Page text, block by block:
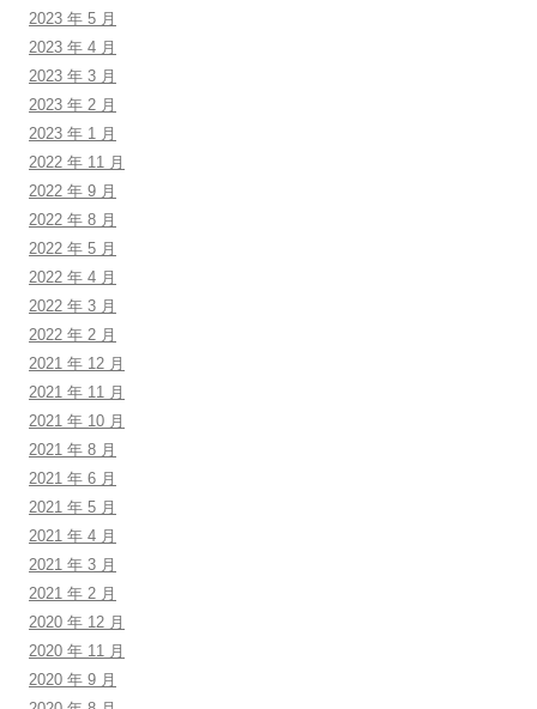
2023 年 5 月
2023 年 4 月
2023 年 3 月
2023 年 2 月
2023 年 1 月
2022 年 11 月
2022 年 9 月
2022 年 8 月
2022 年 5 月
2022 年 4 月
2022 年 3 月
2022 年 2 月
2021 年 12 月
2021 年 11 月
2021 年 10 月
2021 年 8 月
2021 年 6 月
2021 年 5 月
2021 年 4 月
2021 年 3 月
2021 年 2 月
2020 年 12 月
2020 年 11 月
2020 年 9 月